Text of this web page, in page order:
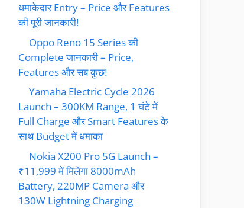
धमाकेदार Entry – Price और Features
की पूरी जानकारी!
Oppo Reno 15 Series की
Complete जानकारी – Price,
Features और सब कुछ!
Yamaha Electric Cycle 2026
Launch – 300KM Range, 1 घंटे में
Full Charge और Smart Features के
साथ Budget में धमाका
Nokia X200 Pro 5G Launch –
₹11,999 में मिलेगा 8000mAh
Battery, 220MP Camera और
130W Lightning Charging